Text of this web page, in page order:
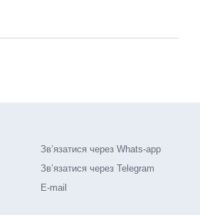
Зв’язатися через Whats-app
Зв’язатися через Telegram
E-mail